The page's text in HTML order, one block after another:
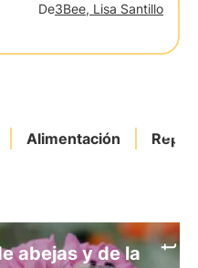
De3Bee, Lisa Santillo
Alimentación
abejas y de la